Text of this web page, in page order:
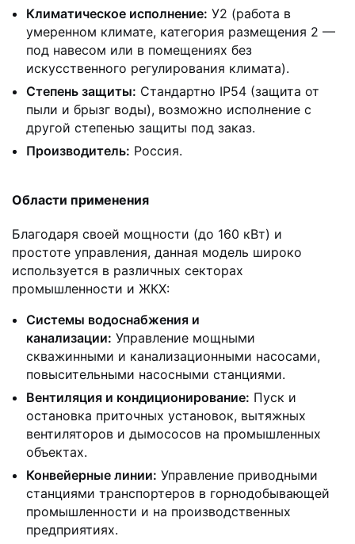
Климатическое исполнение: У2 (работа в
умеренном климате, категория размещения 2 —
под навесом или в помещениях без
искусственного регулирования климата).
Степень защиты: Стандартно IP54 (защита от
пыли и брызг воды), возможно исполнение с
другой степенью защиты под заказ.
Производитель: Россия.
Области применения
Благодаря своей мощности (до 160 кВт) и
простоте управления, данная модель широко
используется в различных секторах
промышленности и ЖКХ:
Системы водоснабжения и
канализации: Управление мощными
скважинными и канализационными насосами,
повысительными насосными станциями.
Вентиляция и кондиционирование: Пуск и
остановка приточных установок, вытяжных
вентиляторов и дымососов на промышленных
объектах.
Конвейерные линии: Управление приводными
станциями транспортеров в горнодобывающей
промышленности и на производственных
предприятиях.